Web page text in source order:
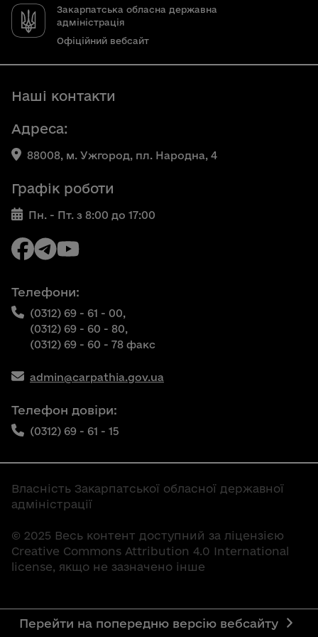
Закарпатська обласна державна
адміністрація
Офіційний вебсайт
Наші контакти
Адреса:
88008, м. Ужгород, пл. Народна, 4
Графік роботи
Пн. - Пт. з 8:00 до 17:00
Телефони:
(0312) 69 - 61 - 00,
(0312) 69 - 60 - 80,
(0312) 69 - 60 - 78 факс
admin@carpathia.gov.ua
Телефон довіри:
(0312) 69 - 61 - 15
Власність Закарпатської обласної державної
адміністрації
© 2025 Весь контент доступний за ліцензією
Creative Commons Attribution 4.0 International
license, якщо не зазначено інше
Перейти на попередню версію вебсайту